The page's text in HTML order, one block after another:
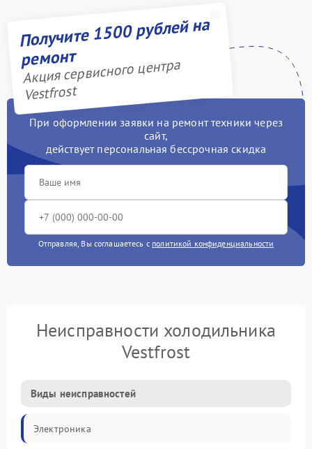
Получите 1500 рублей на
ремонт
Акция сервисного центра
Vestfrost
При оформлении заявки на ремонт техники через
сайт,
действует персональная бессрочная скидка
Отправляя, Вы соглашаетесь с политикой конфиденциальности
Неисправности холодильника
Vestfrost
Виды неисправностей
Электроника